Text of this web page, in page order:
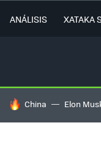
ANÁLISIS XATAKA
HOY SE HABLA DE
China Elon